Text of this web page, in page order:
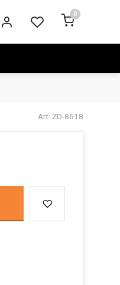
0
Art: ZD-8618